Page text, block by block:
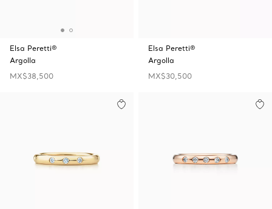
Elsa Peretti®
Argolla
MX$38,500
Elsa Peretti®
Argolla
MX$30,500